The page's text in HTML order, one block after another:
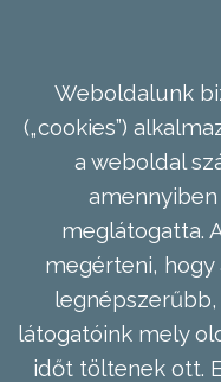
Weboldalunk
(„cookies”)
a weboldal
meglátogatta.
megérteni, hogy
látogatóink mely
időt töltenek ott.